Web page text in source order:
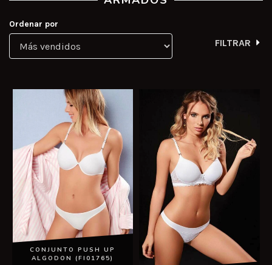
Ordenar por
FILTRAR
CONJUNTO PUSH UP
ALGODON (FI01765)